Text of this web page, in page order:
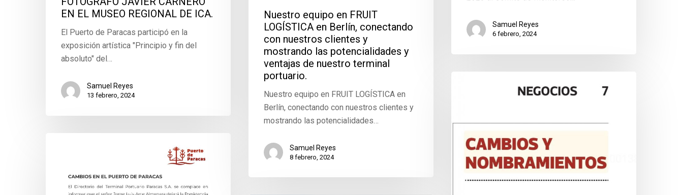
EN EL MUSEO REGIONAL DE ICA.
El Puerto de Paracas participó en la
exposición artística "Principio y fin del
absoluto" del…
Samuel Reyes
13 febrero, 2024
Nuestro equipo en FRUIT
LOGÍSTICA en Berlín, conectando
con nuestros clientes y
mostrando las potencialidades y
ventajas de nuestro terminal
portuario.
Nuestro equipo en FRUIT LOGÍSTICA en
Berlín, conectando con nuestros clientes y
mostrando las potencialidades…
Samuel Reyes
8 febrero, 2024
Samuel Reyes
6 febrero, 2024